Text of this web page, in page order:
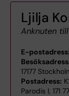
Ljilja
Anknuten
E-postadress:
17177
Postadress:
Parodis I, 171